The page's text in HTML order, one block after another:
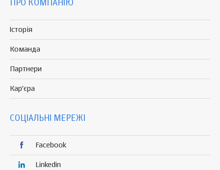
ПРО КОМПАНІЮ
Історія
Команда
Партнери
Кар'єра
СОЦІАЛЬНІ МЕРЕЖІ
Facebook
Linkedin